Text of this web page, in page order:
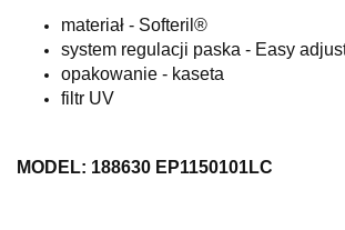
materiał - Softeril®
system regulacji paska - Easy
opakowanie - kaseta
filtr UV
MODEL: 188630 EP1150101LC